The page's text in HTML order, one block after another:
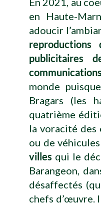
en Haute-
adoucir
publicitaires
communications
monde
Bragars (les
quatrième
la voracité des
ou de
villes qui le
Barangeon,
désaffectés
chefs d’œuvre.